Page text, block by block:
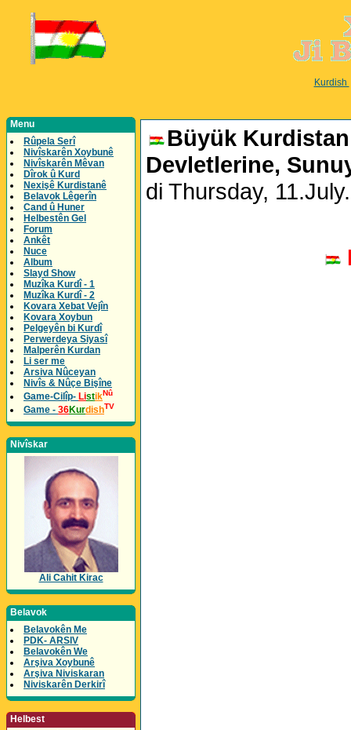
Kurdish
Menu
Rûpela Serî
Nivîskarên Xoybunê
Nivîskarên Mêvan
Dîrok û Kurd
Nexişê Kurdistanê
Belavok Lêgerîn
Cand û Huner
Helbestên Gel
Forum
Ankêt
Nuce
Album
Slayd Show
Muzîka Kurdî - 1
Muzîka Kurdî - 2
Kovara Xebat Vejîn
Kovara Xoybun
Pelgeyên bi Kurdî
Perwerdeya Siyasî
Malperên Kurdan
Li ser me
Arsiva Nûceyan
Nivîs & Nûçe Bişîne
Game-Cilîp- ListikNû
Game - 36KurdishTV
Nivîskar
Ali Cahit Kirac
Belavok
Belavokên Me
PDK- ARSIV
Belavokên We
Arşiva Xoybunê
Arşiva Niviskaran
Niviskarên Derkirî
Helbest
Büyük
Devletlerine,
di Thursday,